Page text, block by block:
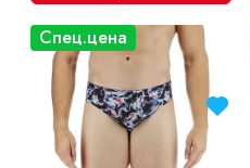
Спец.цена